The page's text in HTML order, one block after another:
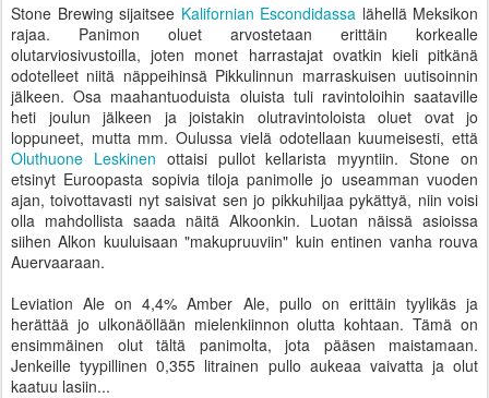
Stone Brewing sijaitsee Kalifornian Escondidassa lähellä Meksikon
rajaa. Panimon oluet arvostetaan erittäin korkealle
olutarviosivustoilla, joten monet harrastajat ovatkin kieli pitkänä
odotelleet niitä näppeihinsä Pikkulinnun marraskuisen uutisoinnin
jälkeen. Osa maahantuoduista oluista tuli ravintoloihin saataville
heti joulun jälkeen ja joistakin olutravintoloista oluet ovat jo
loppuneet, mutta mm. Oulussa vielä odotellaan kuumeisesti, että
Oluthuone Leskinen ottaisi pullot kellarista myyntiin. Stone on
etsinyt Euroopasta sopivia tiloja panimolle jo useamman vuoden
ajan, toivottavasti nyt saisivat sen jo pikkuhiljaa pykättyä, niin voisi
olla mahdollista saada näitä Alkoonkin. Luotan näissä asioissa
siihen Alkon kuuluisaan "makupruuviin" kuin entinen vanha rouva
Auervaaraan.
Leviation Ale on 4,4% Amber Ale, pullo on erittäin tyylikäs ja
herättää jo ulkonäöllään mielenkiinnon olutta kohtaan. Tämä on
ensimmäinen olut tältä panimolta, jota pääsen maistamaan.
Jenkeille tyypillinen 0,355 litrainen pullo aukeaa vaivatta ja olut
kaatuu lasiin...